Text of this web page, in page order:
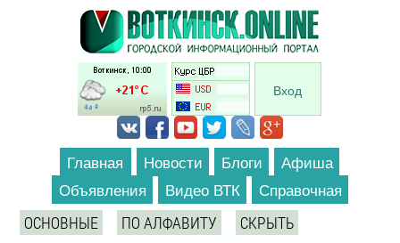
Перейти к основному содержанию
Вход
Главная Новости Блоги
Афиша
Объявления
Видео ВТК Справочная
ОСНОВНЫЕ ПО АЛФАВИТУ СКРЫТЬ